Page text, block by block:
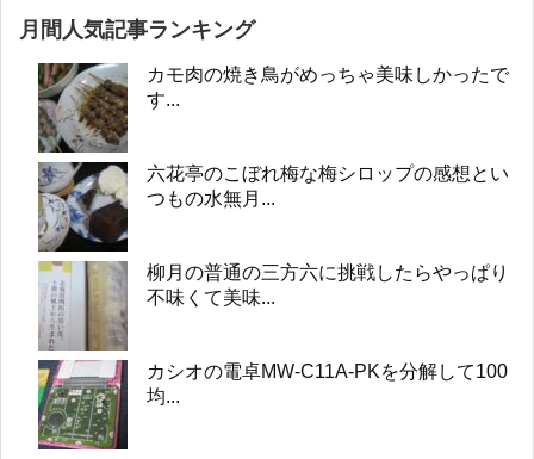
月間人気記事ランキング
カモ肉の焼き鳥がめっちゃ美味しかったで
す...
六花亭のこぼれ梅な梅シロップの感想とい
つもの水無月...
柳月の普通の三方六に挑戦したらやっぱり
不味くて美味...
カシオの電卓MW-C11A-PKを分解して100
均...